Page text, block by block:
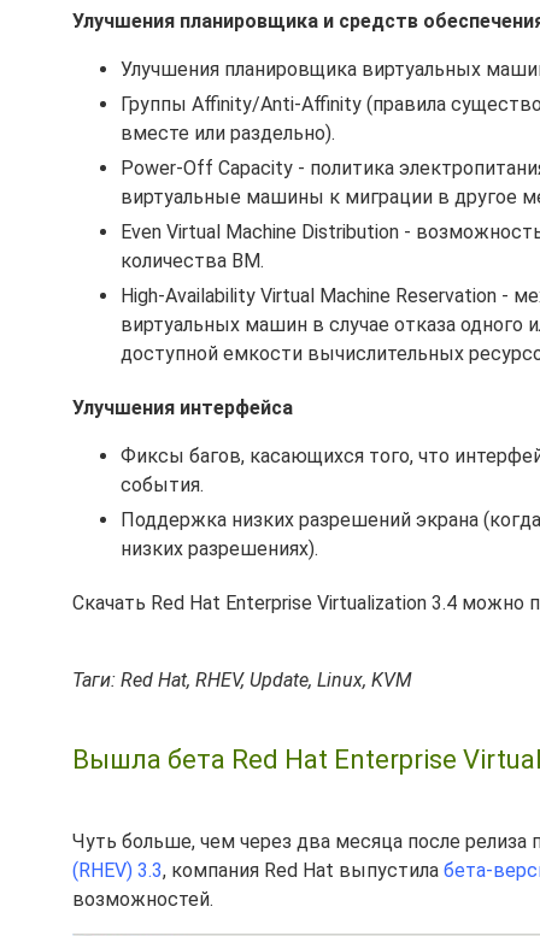
Улучшения планировщика и средств
Улучшения планировщика виртуальных
Группы Affinity/Anti-Affinity (правила
вместе или раздельно).
Power-Off Capacity - политика
виртуальные машины к миграции в другое
Even Virtual Machine Distribution -
количества ВМ.
High-Availability Virtual Machine Reservation -
виртуальных машин в случае отказа одного
доступной емкости вычислительных
Улучшения интерфейса
Фиксы багов, касающихся того, что
события.
Поддержка низких разрешений экрана
низких разрешениях).
Скачать Red Hat Enterprise Virtualization 3.4 можно
Таги: Red Hat, RHEV, Update, Linux, KVM
Вышла бета Red Hat Enterprise
Чуть больше, чем через два месяца после
(RHEV) 3.3, компания Red Hat выпустила бета-
возможностей.